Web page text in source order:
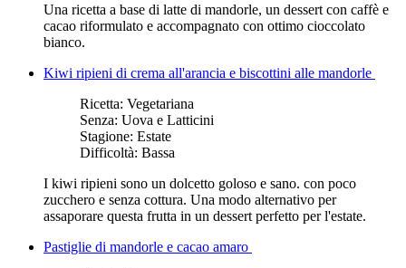
Una ricetta a base di latte di mandorle, un dessert con caffè e
cacao riformulato e accompagnato con ottimo cioccolato
bianco.
Kiwi ripieni di crema all'arancia e biscottini alle mandorle
Ricetta: Vegetariana
Senza: Uova e Latticini
Stagione: Estate
Difficoltà: Bassa
I kiwi ripieni sono un dolcetto goloso e sano. con poco
zucchero e senza cottura. Una modo alternativo per
assaporare questa frutta in un dessert perfetto per l'estate.
Pastiglie di mandorle e cacao amaro